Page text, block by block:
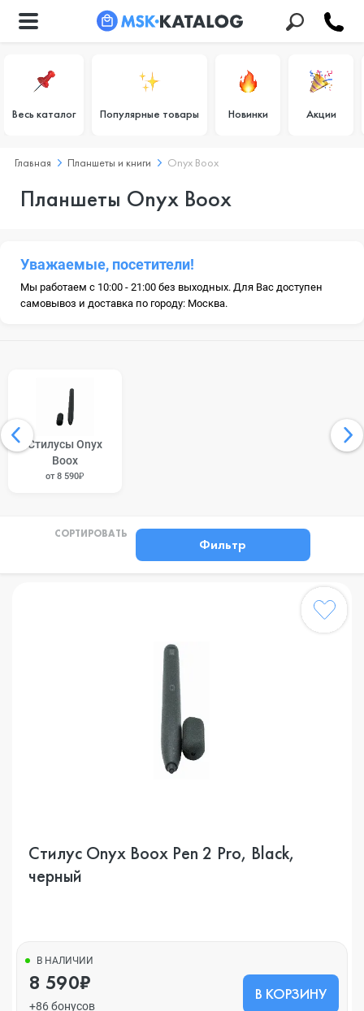
Весь каталог Популярные товары Новинки Акции
Главная Планшеты и книги Onyx Boox
Планшеты Onyx Boox
Уважаемые, посетители!
Мы работаем с 10:00 - 21:00 без выходных. Для Вас доступен
самовывоз и доставка по городу: Москва.
Стилусы Onyx
Boox
от 8 590₽
СОРТИРОВАТЬ
Фильтр
Стилус Onyx Boox Pen 2 Pro, Black,
черный
В НАЛИЧИИ
8 590₽
+86 бонусов
В КОРЗИНУ